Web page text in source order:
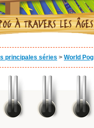
À TRAVERS LES ÂGES
principales séries > World